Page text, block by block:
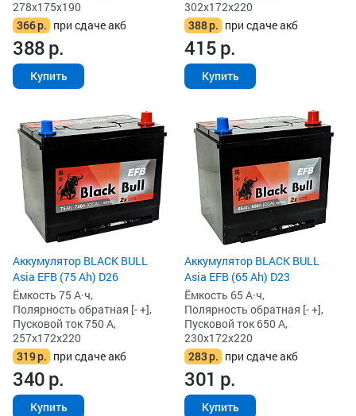
278x175x190
366р. при сдаче акб
388р.
Купить
302x172x220
388р. при сдаче акб
415р.
Купить
Аккумулятор BLACK BULL
Asia EFB (75 Ah) D26
Ёмкость 75 А·ч,
Полярность обратная [- +],
Пусковой ток 750 А,
257x172x220
319р. при сдаче акб
340р.
Купить
Аккумулятор BLACK BULL
Asia EFB (65 Ah) D23
Ёмкость 65 А·ч,
Полярность обратная [- +],
Пусковой ток 650 А,
230x172x220
283р. при сдаче акб
301 р.
Купить